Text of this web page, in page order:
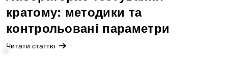
кратому: методики та
контрольовані параметри
Читати статтю